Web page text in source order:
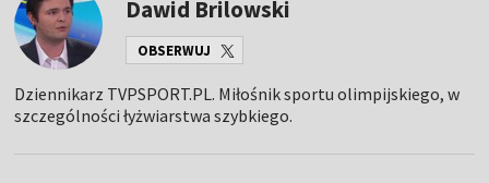
Dawid Brilowski
OBSERWUJ
Dziennikarz TVPSPORT.PL. Miłośnik sportu olimpijskiego, w
szczególności łyżwiarstwa szybkiego.